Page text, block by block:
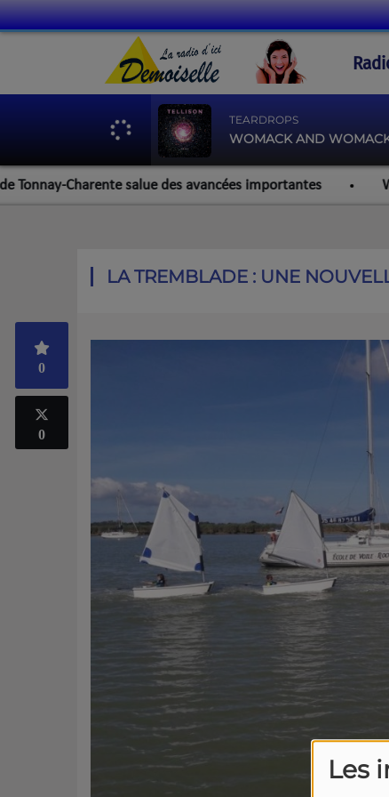
Les
TEARDROPS
WOMACK AND
salue des avancées importantes Werzalit
LA TREMBLADE : UNE
0
0